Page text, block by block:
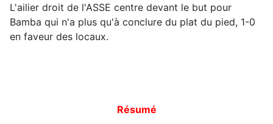
L'ailier droit de l'ASSE centre devant le but pour
Bamba qui n'a plus qu'à conclure du plat du pied, 1-0
en faveur des locaux.
Résumé